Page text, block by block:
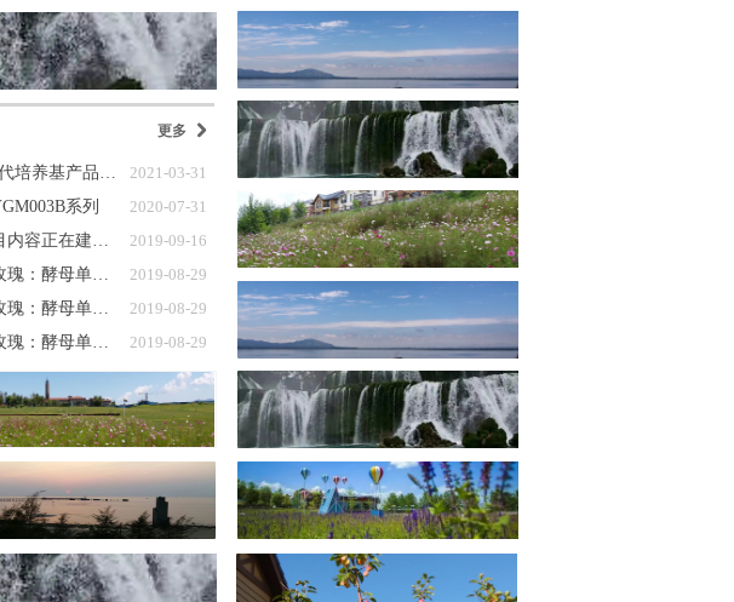
更多 낑
2021-03-31
2021年YGM003B酵母第一代培养基产品目录更新说明
2020-07-31
系列
2019-09-16
泛基诺网站上线，频道栏目内容正在建设中
2019-08-29
转录因子万花丛中的夏日玫瑰：酵母单杂交系统
2019-08-29
转录因子万花丛中的夏日玫瑰：酵母单杂交系统
2019-08-29
转录因子万花丛中的夏日玫瑰：酵母单杂交系统